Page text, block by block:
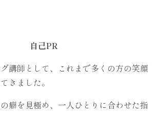
自己PR
講師として、これまで多くの方の笑顔
きました。
癖を見極め、一人ひとりに合わせた指